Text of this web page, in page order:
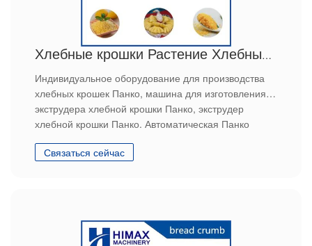
Хлебные крошки Растение Хлебные крошки Машина для изготовления
Индивидуальное оборудование для производства
хлебных крошек Панко, машина для изготовления
экструдера хлебной крошки Панко, экструдер
хлебной крошки Панко. Автоматическая Панко
Изготовление Машины
Связаться сейчас